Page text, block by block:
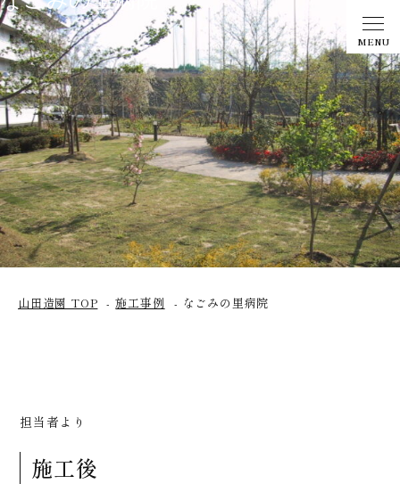
MENU
山田造園 TOP 施工事例 なごみの里病院
担当者より
施工後